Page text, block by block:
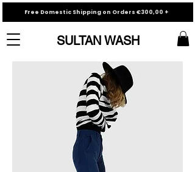
SULTAN WASH
Free Domestic Shipping on Orders €300,00 +